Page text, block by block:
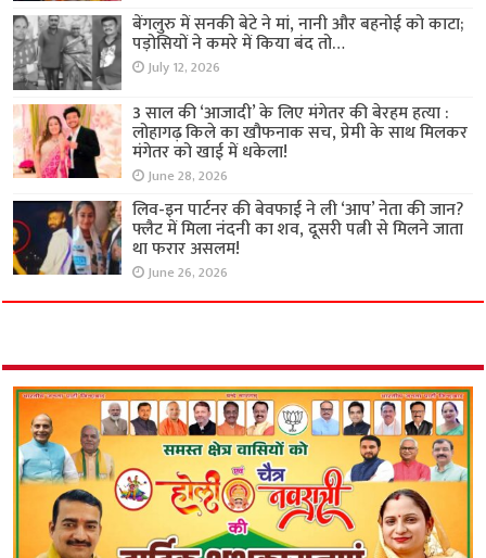
बेंगलुरु में सनकी बेटे ने मां, नानी और बहनोई को काटा;
पड़ोसियों ने कमरे में किया बंद तो…
July 12, 2026
3 साल की ‘आजादी’ के लिए मंगेतर की बेरहम हत्या :
लोहागढ़ किले का खौफनाक सच, प्रेमी के साथ मिलकर
मंगेतर को खाई में धकेला!
June 28, 2026
लिव-इन पार्टनर की बेवफाई ने ली ‘आप’ नेता की जान?
फ्लैट में मिला नंदनी का शव, दूसरी पत्नी से मिलने जाता
था फरार असलम!
June 26, 2026